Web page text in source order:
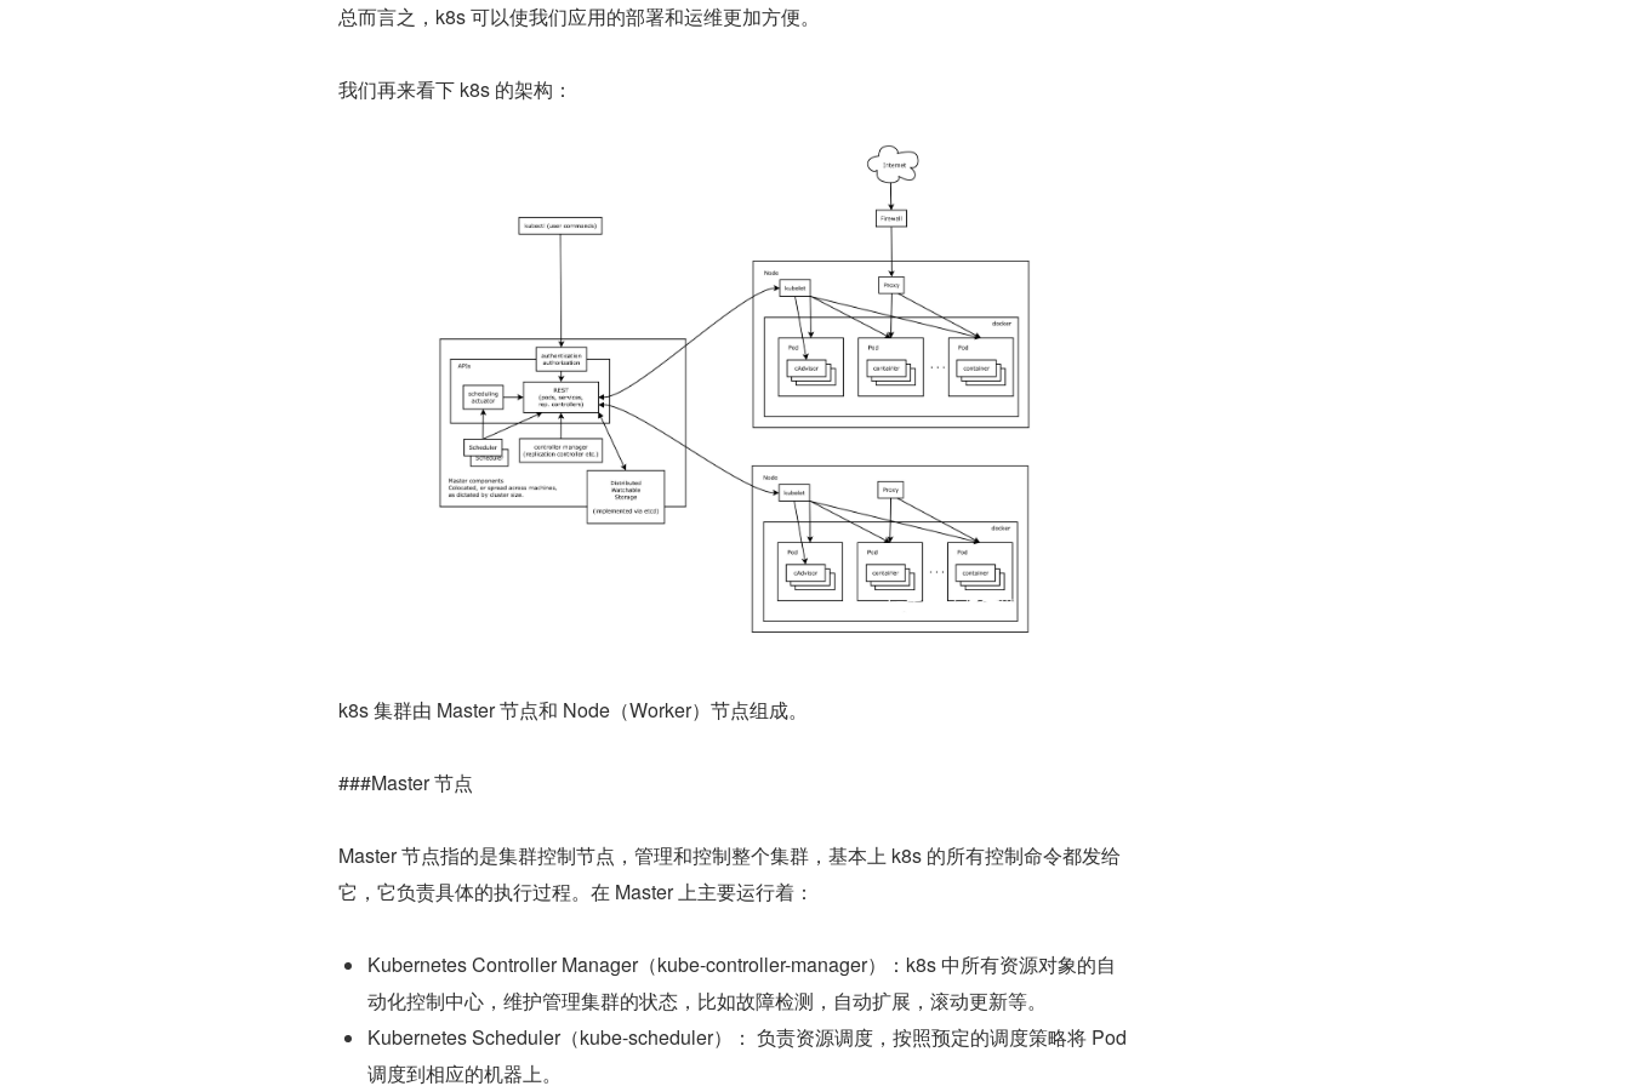
总而言之，k8s 可以使我们应用的部署和运维更加方便。
我们再来看下 k8s 的架构：
k8s 集群由 Master 节点和 Node（Worker）节点组成。
###Master 节点
Master 节点指的是集群控制节点，管理和控制整个集群，基本上 k8s 的所有控制命令都发给
它，它负责具体的执行过程。在 Master 上主要运行着：
Kubernetes Controller Manager（kube-controller-manager）：k8s 中所有资源对象的自
动化控制中心，维护管理集群的状态，比如故障检测，自动扩展，滚动更新等。
Kubernetes Scheduler（kube-scheduler）： 负责资源调度，按照预定的调度策略将 Pod
调度到相应的机器上。